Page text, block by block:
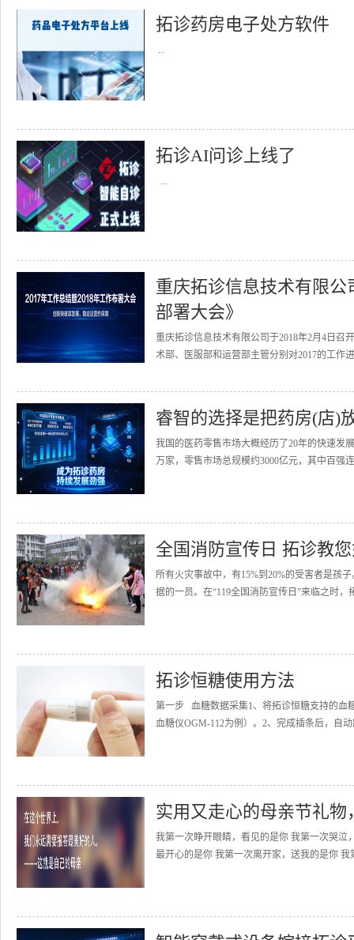
拓诊药房电子处方软件
...
拓诊AI问诊上线了
...
重庆拓诊信息技术有限公
部署大会》
重庆拓诊信息技术有限公司于2018年2月4日召
术部、医服部和运营部主管分别对2017的工作
睿智的选择是把药房(店)
我国的医药零售市场大概经历了20年的快速发
万家，零售市场总规模约3000亿元，其中百强
全国消防宣传日 拓诊教
所有火灾事故中，有15%到20%的受害者是孩
据的一员。在“119全国消防宣传日”来临之时
拓诊恒糖使用方法
第一步 血糖数据采集1、将拓诊恒糖支持的血
血糖仪OGM-112为例）。2、完成插条后，自
实用又走心的母亲节礼
我第一次睁开眼睛，看见的是你 我第一次哭泣
最开心的是你 我第一次离开家，送我的是你